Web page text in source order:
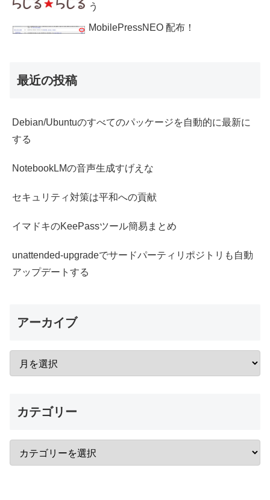
う
MobilePressNEO 配布！
最近の投稿
Debian/Ubuntuのすべてのパッケージを自動的に最新に
する
NotebookLMの音声生成すげえな
セキュリティ対策は平和への貢献
イマドキのKeePassツール簡易まとめ
unattended-upgradeでサードパーティリポジトリも自動
アップデートする
アーカイブ
カテゴリー